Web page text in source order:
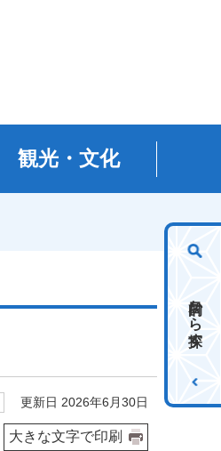
観光・文化
目的から探す
更新日 2026年6月30日
大きな文字で印刷